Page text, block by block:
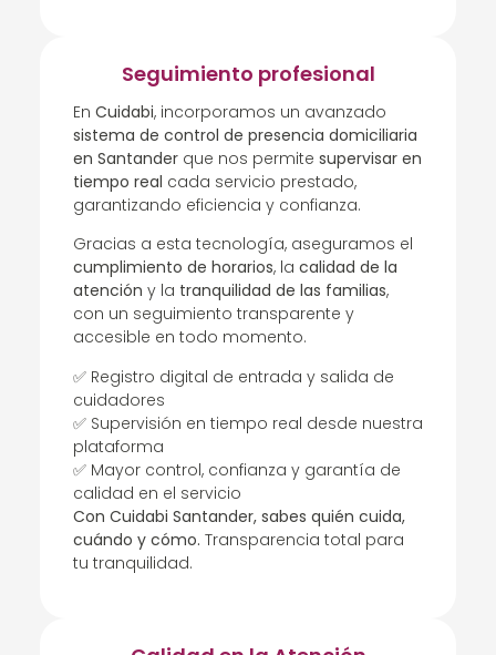
Seguimiento profesional
En Cuidabi, incorporamos un avanzado
sistema de control de presencia domiciliaria
en Santanderque nos permite supervisar en
tiempo real cada servicio prestado,
garantizando eficiencia y confianza.
Gracias a esta tecnología, aseguramos el
cumplimiento de horarios, la calidad de la
atención y la tranquilidad de las familias,
con un seguimiento transparente y
accesible en todo momento.
✅ Registro digital de entrada y salida de
cuidadores
✅ Supervisión en tiempo real desde nuestra
plataforma
✅ Mayor control, confianza y garantía de
calidad en el servicio
Con Cuidabi Santander, sabes quién cuida,
cuándo y cómo. Transparencia total para
tu tranquilidad.